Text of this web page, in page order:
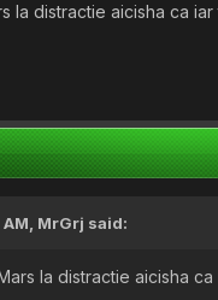
la distractie aicisha ca
MrGrj said:
la distractie aicisha